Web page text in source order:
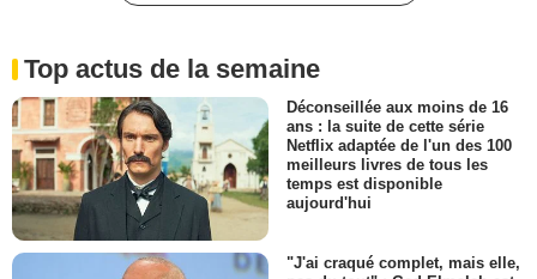
Top actus de la semaine
Déconseillée aux moins de 16
ans : la suite de cette série
Netflix adaptée de l'un des 100
meilleurs livres de tous les
temps est disponible
aujourd'hui
"J'ai craqué complet, mais elle,